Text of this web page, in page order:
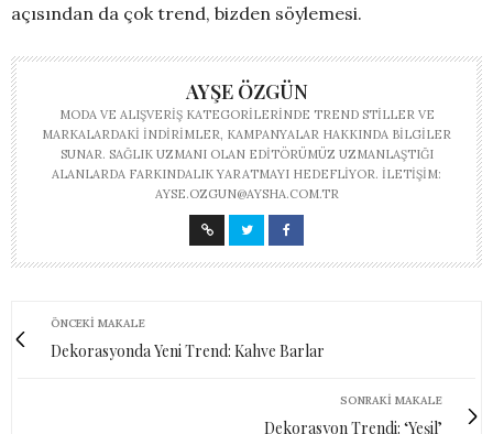
açısından da çok trend, bizden söylemesi.
AYŞE ÖZGÜN
MODA VE ALIŞVERIŞ KATEGORILERINDE TREND STILLER VE
MARKALARDAKI INDIRIMLER, KAMPANYALAR HAKKINDA BILGILER
SUNAR. SAĞLIK UZMANI OLAN EDITÖRÜMÜZ UZMANLAŞTIĞI
ALANLARDA FARKINDALIK YARATMAYI HEDEFLIYOR. İLETIŞIM:
AYSE.OZGUN@AYSHA.COM.TR
ÖNCEKI MAKALE
Dekorasyonda Yeni Trend: Kahve Barlar
SONRAKI MAKALE
Dekorasyon Trendi: ‘Yeşil’